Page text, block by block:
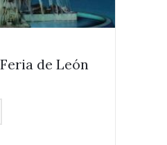
de León